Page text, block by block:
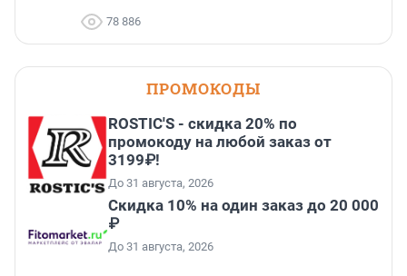
78 886
ПРОМОКОДЫ
ROSTIC'S - скидка 20% по
промокоду на любой заказ от
3199₽!
До 31 августа, 2026
Скидка 10% на один заказ до 20 000
₽
До 31 августа, 2026